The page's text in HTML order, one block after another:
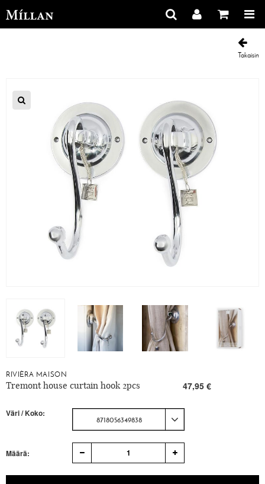
Takaisin
RIVIÈRA MAISON
Tremont house curtain hook 2pcs 47,95 €
Väri / Koko:
8718056349838
Määrä: 1